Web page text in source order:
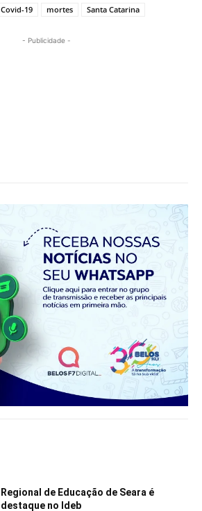
Covid-19 mortes Santa Catarina
- Publicidade -
Regional de Educação de Seara é
destaque no Ideb